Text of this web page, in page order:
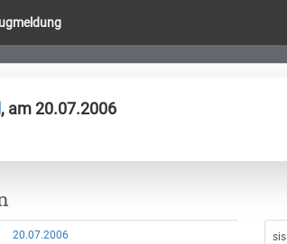
, am 20.07.2006
20.07.2006 sis